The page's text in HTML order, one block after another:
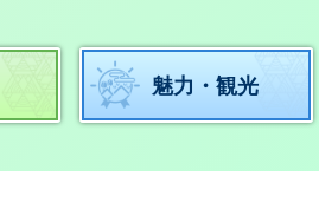
魅力・観光